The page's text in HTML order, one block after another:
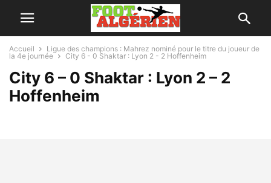
Accueil
Ligue des champions : Mahrez nominé pour le titre du joueur de
la 4e journée
City 6 - 0 Shaktar : Lyon 2 - 2 Hoffenheim
City 6 – 0 Shaktar : Lyon 2 – 2
Hoffenheim